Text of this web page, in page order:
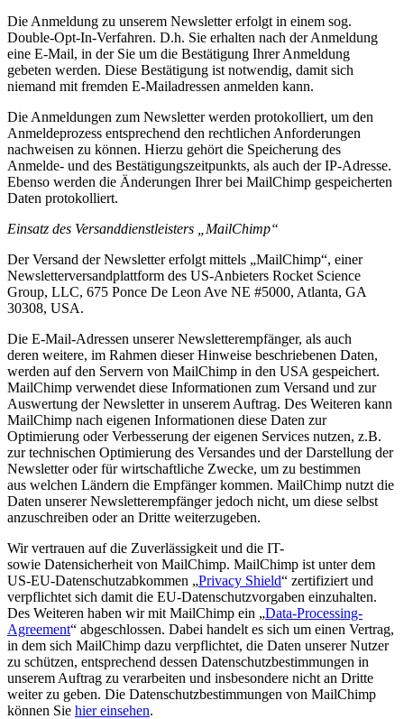
Die Anmeldung zu unserem Newsletter erfolgt in einem sog.
Double-Opt-In-Verfahren. D.h. Sie erhalten nach der Anmeldung
eine E-Mail, in der Sie um die Bestätigung Ihrer Anmeldung
gebeten werden. Diese Bestätigung ist notwendig, damit sich
niemand mit fremden E-Mailadressen anmelden kann.
Die Anmeldungen zum Newsletter werden protokolliert, um den
Anmeldeprozess entsprechend den rechtlichen Anforderungen
nachweisen zu können. Hierzu gehört die Speicherung des
Anmelde- und des Bestätigungszeitpunkts, als auch der IP-Adresse.
Ebenso werden die Änderungen Ihrer bei MailChimp gespeicherten
Daten protokolliert.
Einsatz des Versanddienstleisters „MailChimp“
Der Versand der Newsletter erfolgt mittels „MailChimp“, einer
Newsletterversandplattform des US-Anbieters Rocket Science
Group, LLC, 675 Ponce De Leon Ave NE #5000, Atlanta, GA
30308, USA.
Die E-Mail-Adressen unserer Newsletterempfänger, als auch
deren weitere, im Rahmen dieser Hinweise beschriebenen Daten,
werden auf den Servern von MailChimp in den USA gespeichert.
MailChimp verwendet diese Informationen zum Versand und zur
Auswertung der Newsletter in unserem Auftrag. Des Weiteren kann
MailChimp nach eigenen Informationen diese Daten zur
Optimierung oder Verbesserung der eigenen Services nutzen, z.B.
zur technischen Optimierung des Versandes und der Darstellung der
Newsletter oder für wirtschaftliche Zwecke, um zu bestimmen
aus welchen Ländern die Empfänger kommen. MailChimp nutzt die
Daten unserer Newsletterempfänger jedoch nicht, um diese selbst
anzuschreiben oder an Dritte weiterzugeben.
Wir vertrauen auf die Zuverlässigkeit und die IT-
sowie Datensicherheit von MailChimp. MailChimp ist unter dem
US-EU-Datenschutzabkommen „Privacy Shield“ zertifiziert und
verpflichtet sich damit die EU-Datenschutzvorgaben einzuhalten.
Des Weiteren haben wir mit MailChimp ein „Data-Processing-
Agreement“ abgeschlossen. Dabei handelt es sich um einen Vertrag,
in dem sich MailChimp dazu verpflichtet, die Daten unserer Nutzer
zu schützen, entsprechend dessen Datenschutzbestimmungen in
unserem Auftrag zu verarbeiten und insbesondere nicht an Dritte
weiter zu geben. Die Datenschutzbestimmungen von MailChimp
können Sie hier einsehen.